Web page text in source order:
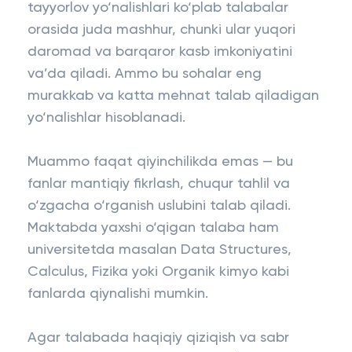
tayyorlov yo‘nalishlari ko‘plab talabalar
orasida juda mashhur, chunki ular yuqori
daromad va barqaror kasb imkoniyatini
va’da qiladi. Ammo bu sohalar eng
murakkab va katta mehnat talab qiladigan
yo‘nalishlar hisoblanadi.
Muammo faqat qiyinchilikda emas — bu
fanlar mantiqiy fikrlash, chuqur tahlil va
o‘zgacha o‘rganish uslubini talab qiladi.
Maktabda yaxshi o‘qigan talaba ham
universitetda masalan Data Structures,
Calculus, Fizika yoki Organik kimyo kabi
fanlarda qiynalishi mumkin.
Agar talabada haqiqiy qiziqish va sabr